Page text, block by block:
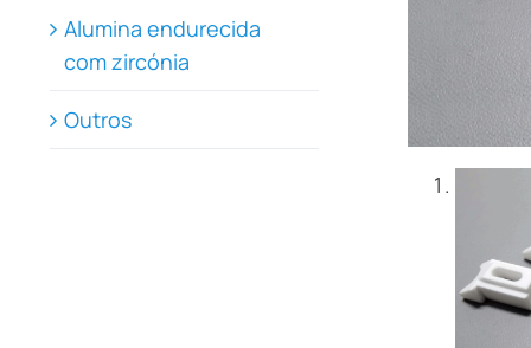
Alumina endurecida
com zircónia
Outros